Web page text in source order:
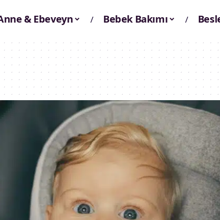
& Ebeveyn Bebek Bakımı